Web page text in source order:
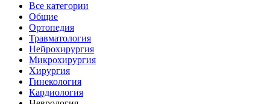
Все категории
Общие
Ортопедия
Травматология
Нейрохирургия
Микрохирургия
Хирургия
Гинекология
Кардиология